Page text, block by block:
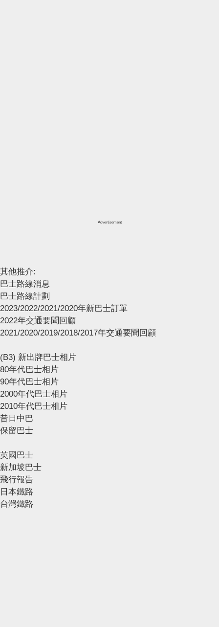
Advertisement
其他推介:
巴士路線消息
巴士路線計劃
2023/2022/2021/2020年新巴士訂單
2022年交通要聞回顧
2021/2020/2019/2018/2017年交通要聞回顧
(B3) 新出牌巴士相片
80年代巴士相片
90年代巴士相片
2000年代巴士相片
2010年代巴士相片
昔日中巴
保留巴士
英國巴士
新加坡巴士
飛行報告
日本鐵路
台灣鐵路